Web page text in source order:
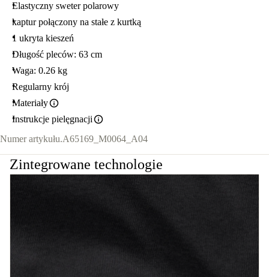
Elastyczny sweter polarowy
kaptur połączony na stałe z kurtką
1 ukryta kieszeń
Długość pleców: 63 cm
Waga: 0.26 kg
Regularny krój
Materiały
Instrukcje pielęgnacji
Numer artykułu.A65169_M0064_A04
Zintegrowane technologie